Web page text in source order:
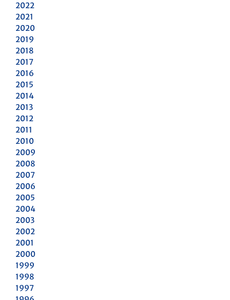
2022
2021
2020
2019
2018
2017
2016
2015
2014
2013
2012
2011
2010
2009
2008
2007
2006
2005
2004
2003
2002
2001
2000
1999
1998
1997